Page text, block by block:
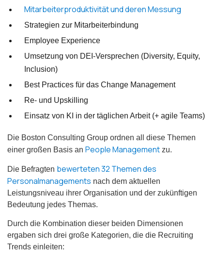
Mitarbeiterproduktivität und deren Messung
Strategien zur Mitarbeiterbindung
Employee Experience
Umsetzung von DEI-Versprechen (Diversity, Equity,
Inclusion)
Best Practices für das Change Management
Re- und Upskilling
Einsatz von KI in der täglichen Arbeit (+ agile Teams)
Die Boston Consulting Group ordnen all diese Themen
einer großen Basis an People Management zu.
Die Befragten bewerteten 32 Themen des
Personalmanagements nach dem aktuellen
Leistungsniveau ihrer Organisation und der zukünftigen
Bedeutung jedes Themas.
Durch die Kombination dieser beiden Dimensionen
ergaben sich drei große Kategorien, die die Recruiting
Trends einleiten: